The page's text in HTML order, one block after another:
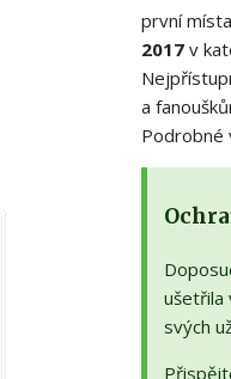
první
2017v
a
Podrobné
ušetřila
svých